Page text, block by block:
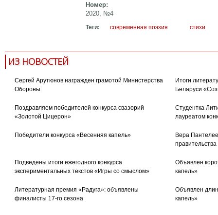
Номер:
2020, №4
Теги: современная поэзия стихи
ИЗ НОВОСТЕЙ
Сергей Арутюнов награжден грамотой Министерства
Обороны
Итоги
Беларуси
Поздравляем победителей конкурса свазорий
«Золотой Цицерон»
Студентка
лауреатом
Победители конкурса «Весенняя капель»
Вера
Подведены итоги ежегодного конкурса
экспериментальных текстов «Игры со смыслом»
Объявлен
капель»
Литературная премия «Радуга»: объявлены
финалисты 17-го сезона
Объявлен
капель»